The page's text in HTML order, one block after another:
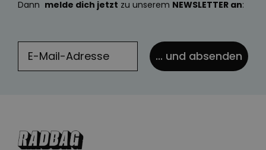
Dann melde dich jetzt zu unserem NEWSLETTER an:
... und absenden